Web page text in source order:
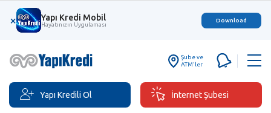
× Yapı Kredi Mobil
Hayatınızın Uygulaması
Download
Şube ve
ATM'ler
Yapı Kredili Ol İnternet Şubesi